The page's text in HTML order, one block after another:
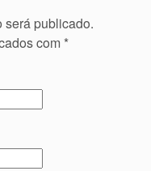
será publicado.
com *